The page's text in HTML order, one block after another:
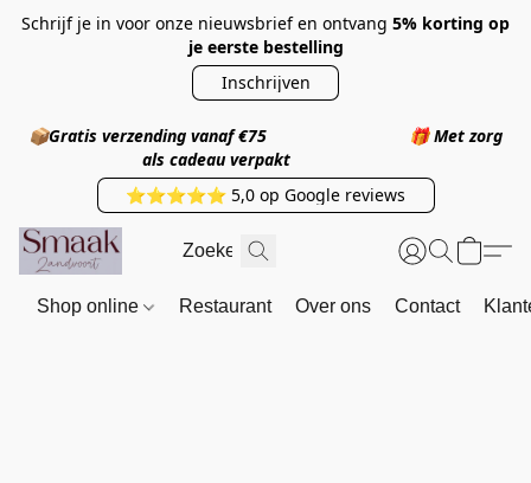
Schrijf je in voor onze nieuwsbrief en ontvang 5% korting op
je eerste bestelling
Inschrijven
📦Gratis verzending vanaf €75 🎁Met zorg
als cadeau verpakt
⭐⭐⭐⭐⭐ 5,0 op Google reviews
Shop online Restaurant Over ons Contact